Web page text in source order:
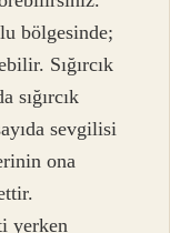
bölgesinde;
Sığırcık
sığırcık
sevgilisi
ona
yerken